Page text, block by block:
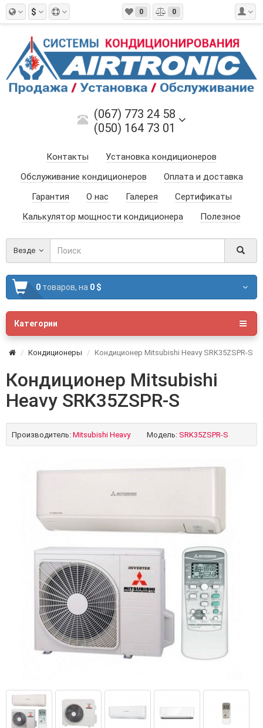
$ 0 0
(067) 773 24 58
(050) 164 73 01
Контакты
Установка кондиционеров
Обслуживание кондиционеров
Оплата и доставка
Гарантия
О нас Галерея
Сертификаты
Калькулятор мощности кондиционера
Полезное
Везде
0 товаров, на 0 $
Категории
Кондиционеры Кондиционер Mitsubishi Heavy SRK35ZSPR-S
Кондиционер Mitsubishi
Heavy SRK35ZSPR-S
Производитель: Mitsubishi Heavy Модель: SRK35ZSPR-S